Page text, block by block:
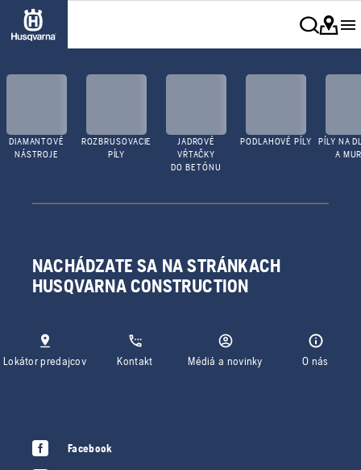
DIAMANTOVÉ
NÁSTROJE
ROZBRUSOVACIE
PÍLY
JADROVÉ
VŔTAČKY
DO BETÓNU
PODLAHOVÉ PÍLY
PÍLY NA
A
NACHÁDZATE SA NA STRÁNKACH
HUSQVARNA CONSTRUCTION
Lokátor predajcov Kontakt Médiá a novinky O nás
Facebook